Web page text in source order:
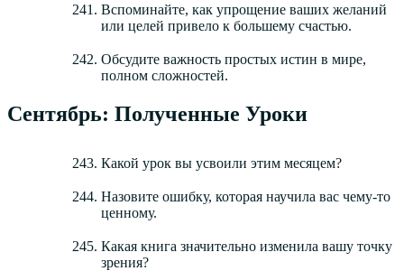
Вспоминайте, как упрощение ваших желаний
или целей привело к большему счастью.
Обсудите важность простых истин в мире,
полном сложностей.
Сентябрь: Полученные Уроки
Какой урок вы усвоили этим месяцем?
Назовите ошибку, которая научила вас чему-то
ценному.
Какая книга значительно изменила вашу точку
зрения?